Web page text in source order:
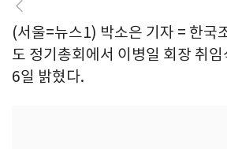
(서울=뉴스1) 박소은 기자 = 한국
도 정기총회에서 이병일 회장 취
6일 밝혔다.